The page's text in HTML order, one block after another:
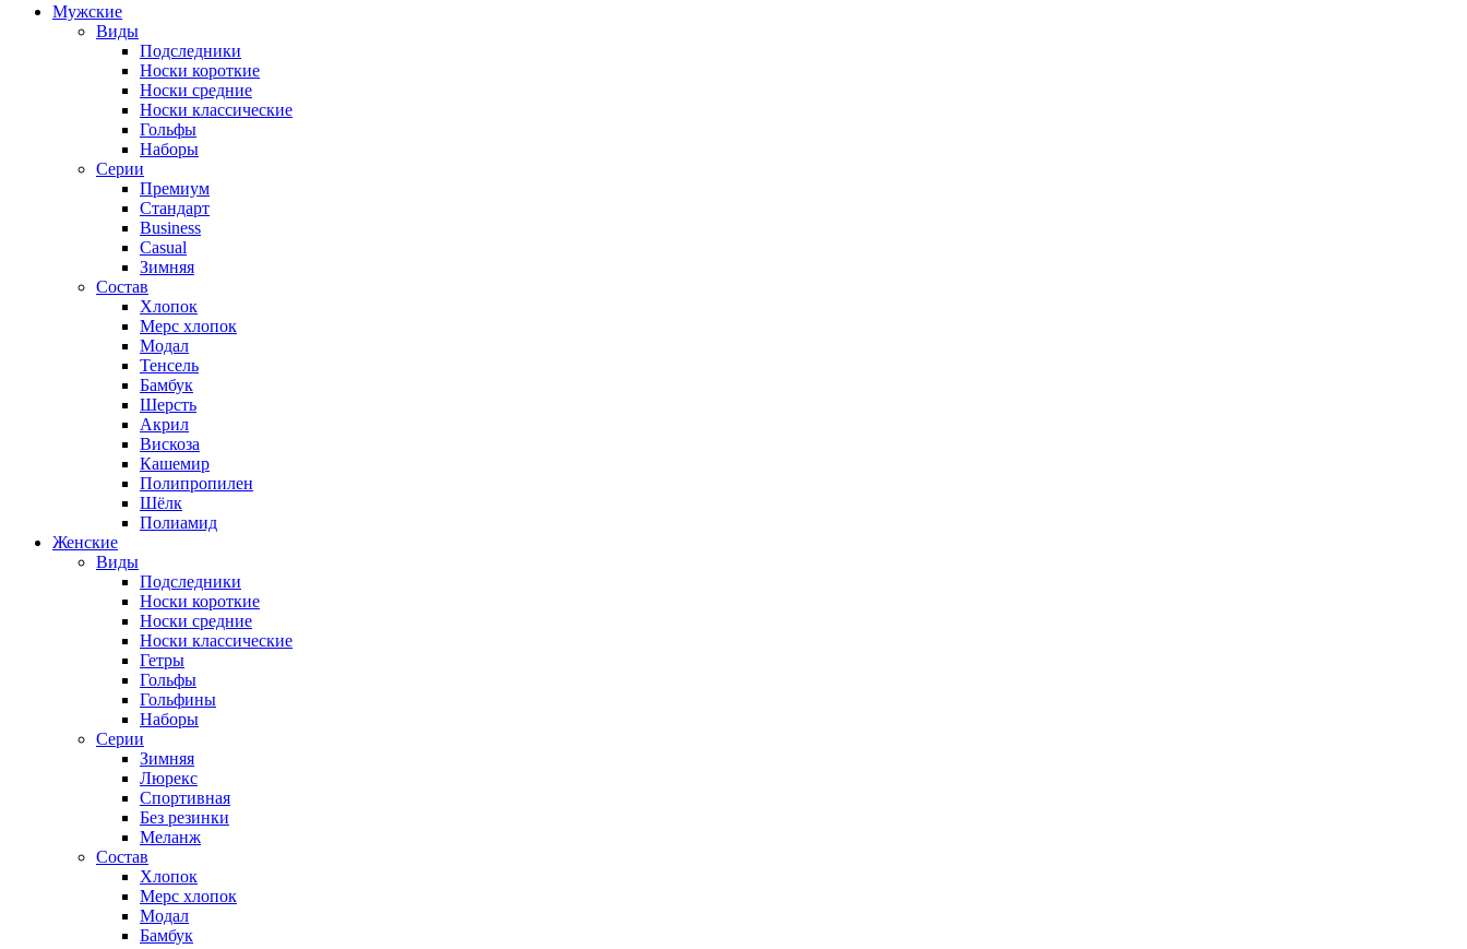
Мужские
Виды
Подследники
Носки короткие
Носки средние
Носки классические
Гольфы
Наборы
Серии
Премиум
Стандарт
Business
Casual
Зимняя
Состав
Хлопок
Мерс хлопок
Модал
Тенсель
Бамбук
Шерсть
Акрил
Вискоза
Кашемир
Полипропилен
Шёлк
Полиамид
Женские
Виды
Подследники
Носки короткие
Носки средние
Носки классические
Гетры
Гольфы
Гольфины
Наборы
Серии
Зимняя
Люрекс
Спортивная
Без резинки
Меланж
Состав
Хлопок
Мерс хлопок
Модал
Бамбук